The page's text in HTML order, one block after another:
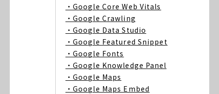
・Google Core Web Vitals
・Google Crawling
・Google Data Studio
・Google Featured Snippet
・Google Fonts
・Google Knowledge Panel
・Google Maps
・Google Maps Embed